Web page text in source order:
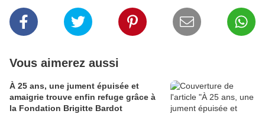
Vous aimerez aussi
À 25 ans, une jument épuisée et
amaigrie trouve enfin refuge grâce à
la Fondation Brigitte Bardot